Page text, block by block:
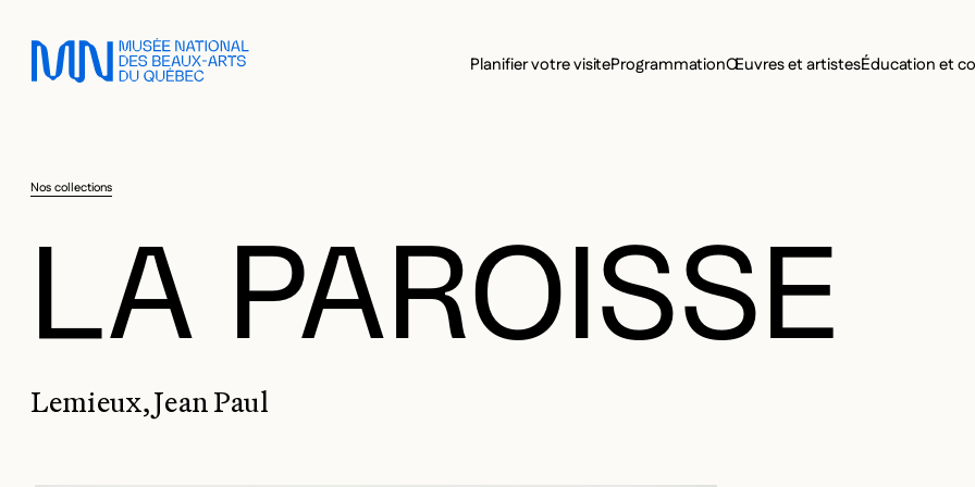
MENU
Planifier votre visiteProgrammationŒuvres et artistesÉducation et
MENU
Nos collections
LA PAROISSE
Lemieux, Jean Paul